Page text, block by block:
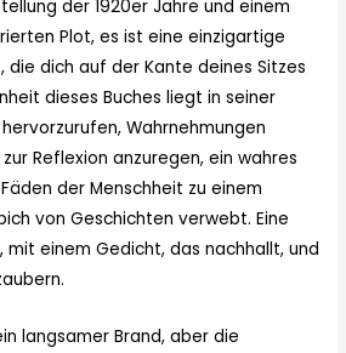
der 1920er Jahre und einem
Plot, es ist eine einzigartige
die dich auf der Kante deines Sitzes
dieses Buches liegt in seiner
Wahrnehmungen
Reflexion anzuregen, ein wahres
der Menschheit zu einem
von Geschichten verwebt. Eine
mit einem Gedicht, das nachhallt, und
langsamer Brand, aber die